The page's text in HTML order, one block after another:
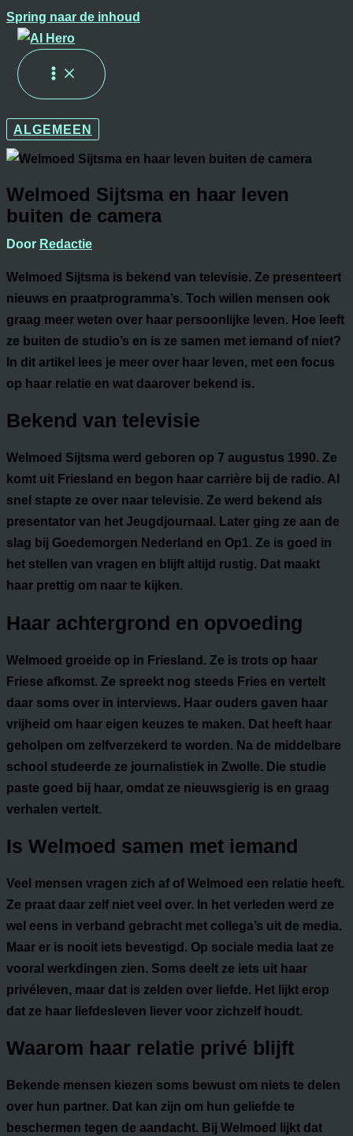
Spring naar de inhoud
ALGEMEEN
Welmoed Sijtsma en haar leven
buiten de camera
Door Redactie
Welmoed Sijtsma is bekend van televisie. Ze presenteert
nieuws en praatprogramma’s. Toch willen mensen ook
graag meer weten over haar persoonlijke leven. Hoe leeft
ze buiten de studio’s en is ze samen met iemand of niet?
In dit artikel lees je meer over haar leven, met een focus
op haar relatie en wat daarover bekend is.
Bekend van televisie
Welmoed Sijtsma werd geboren op 7 augustus 1990. Ze
komt uit Friesland en begon haar carrière bij de radio. Al
snel stapte ze over naar televisie. Ze werd bekend als
presentator van het Jeugdjournaal. Later ging ze aan de
slag bij Goedemorgen Nederland en Op1. Ze is goed in
het stellen van vragen en blijft altijd rustig. Dat maakt
haar prettig om naar te kijken.
Haar achtergrond en opvoeding
Welmoed groeide op in Friesland. Ze is trots op haar
Friese afkomst. Ze spreekt nog steeds Fries en vertelt
daar soms over in interviews. Haar ouders gaven haar
vrijheid om haar eigen keuzes te maken. Dat heeft haar
geholpen om zelfverzekerd te worden. Na de middelbare
school studeerde ze journalistiek in Zwolle. Die studie
paste goed bij haar, omdat ze nieuwsgierig is en graag
verhalen vertelt.
Is Welmoed samen met iemand
Veel mensen vragen zich af of Welmoed een relatie heeft.
Ze praat daar zelf niet veel over. In het verleden werd ze
wel eens in verband gebracht met collega’s uit de media.
Maar er is nooit iets bevestigd. Op sociale media laat ze
vooral werkdingen zien. Soms deelt ze iets uit haar
privéleven, maar dat is zelden over liefde. Het lijkt erop
dat ze haar liefdesleven liever voor zichzelf houdt.
Waarom haar relatie privé blijft
Bekende mensen kiezen soms bewust om niets te delen
over hun partner. Dat kan zijn om hun geliefde te
beschermen tegen de aandacht. Bij Welmoed lijkt dat